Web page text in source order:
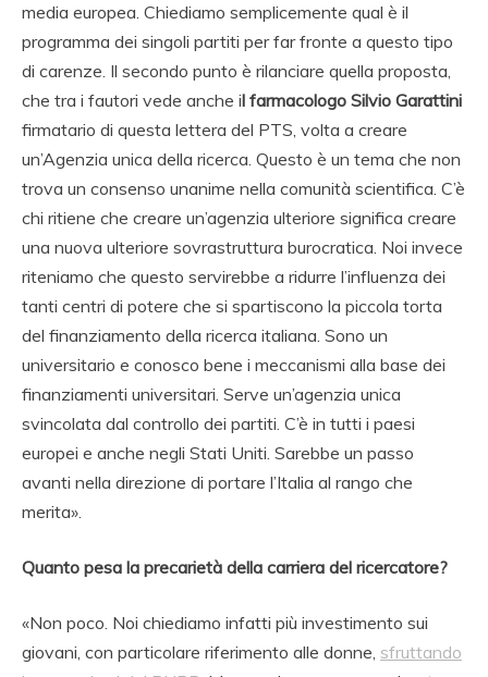
media europea. Chiediamo semplicemente qual è il
programma dei singoli partiti per far fronte a questo tipo
di carenze. Il secondo punto è rilanciare quella proposta,
che tra i fautori vede anche il farmacologo Silvio Garattini
firmatario di questa lettera del PTS, volta a creare
un’Agenzia unica della ricerca. Questo è un tema che non
trova un consenso unanime nella comunità scientifica. C’è
chi ritiene che creare un’agenzia ulteriore significa creare
una nuova ulteriore sovrastruttura burocratica. Noi invece
riteniamo che questo servirebbe a ridurre l’influenza dei
tanti centri di potere che si spartiscono la piccola torta
del finanziamento della ricerca italiana. Sono un
universitario e conosco bene i meccanismi alla base dei
finanziamenti universitari. Serve un’agenzia unica
svincolata dal controllo dei partiti. C’è in tutti i paesi
europei e anche negli Stati Uniti. Sarebbe un passo
avanti nella direzione di portare l’Italia al rango che
merita».
Quanto pesa la precarietà della carriera del ricercatore?
«Non poco. Noi chiediamo infatti più investimento sui
giovani, con particolare riferimento alle donne, sfruttando